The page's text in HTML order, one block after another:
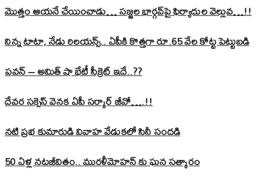
మొత్తం ఆయనే చేయించాడు… సజ్జల భార్గవ్‌పై ఫిర్యాదుల వెల్లువ…!!
నిన్న టాటా, నేడు రిలయన్స్.. ఏపీకి కొత్తగా రూ.65 వేల కోట్ట పెట్టుబడి
పవన్‌ – అమిత్‌ షా భేటీ సీక్రెట్‌ ఇదే..??
దేవర సక్సెస్‌ వెనక ఏపీ సర్కార్‌ జీవో….!!
నటి ప్రభ కుమారుడి వివాహ వేడుకలో సినీ సందడి
50 ఏళ్ల నటజీవితం.. మురళీమోహన్ కు ఘన సత్కారం